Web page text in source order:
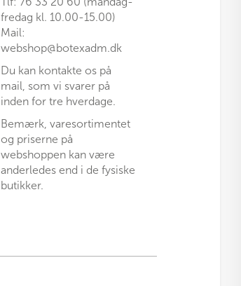
fredag kl. 10.00-15.00)
Mail:
webshop@botexadm.dk
Du kan kontakte os på
mail, som vi svarer på
inden for tre hverdage.
Bemærk, varesortimentet
og priserne på
webshoppen kan være
anderledes end i de fysiske
butikker.